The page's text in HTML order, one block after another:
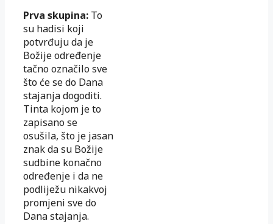
Prva skupina: To
su hadisi koji
potvrđuju da je
Božije određenje
tačno označilo sve
što će se do Dana
stajanja dogoditi.
Tinta kojom je to
zapisano se
osušila, što je jasan
znak da su Božije
sudbine konačno
određenje i da ne
podliježu nikakvoj
promjeni sve do
Dana stajanja.